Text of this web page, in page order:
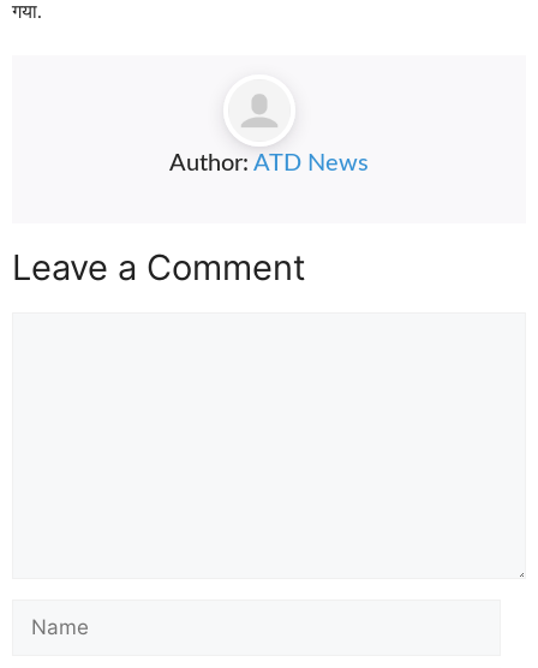
गया.
Author: ATD News
Leave a Comment